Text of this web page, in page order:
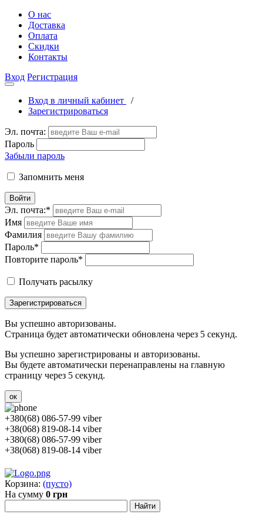
О нас
Доставка
Оплата
Скидки
Контакты
Вход Регистрация
Вход в личный кабинет
/
Зарегистрироваться
Эл. почта:
Пароль
Забыли пароль
Запомнить меня
Войти
Эл. почта:*
Имя
Фамилия
Пароль*
Повторите пароль*
Получать расылку
Зарегистрироваться
Вы успешно авторизованы.
Страница будет автоматически обновлена через 5 секунд.
Вы успешно зарегистрированы и авторизованы.
Вы будете автоматически перенаправлены на главную
страницу через 5 секунд.
ок
+380(68) 086-57-99 viber
+38(068) 819-08-14 viber
+380(68) 086-57-99 viber
+38(068) 819-08-14 viber
Корзина: (пусто)
На сумму 0 грн